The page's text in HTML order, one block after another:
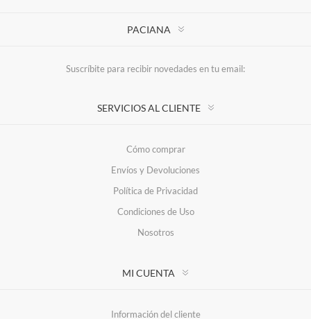
PACIANA
Suscríbite para recibir novedades en tu email:
SERVICIOS AL CLIENTE
Cómo comprar
Envíos y Devoluciones
Política de Privacidad
Condiciones de Uso
Nosotros
MI CUENTA
Información del cliente